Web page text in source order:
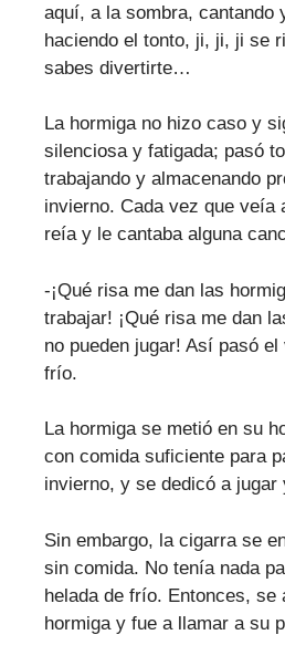
aquí, a la sombra, cantando
haciendo el tonto, ji, ji, ji se
sabes divertirte…
La hormiga no hizo caso y
silenciosa y fatigada; pasó
trabajando y almacenando
invierno. Cada vez que veía
reía y le cantaba alguna
-¡Qué risa me dan las
trabajar! ¡Qué risa me dan
no pueden jugar! Así pasó
frío.
La hormiga se metió en su
con comida suficiente para
invierno, y se dedicó a jugar
Sin embargo, la cigarra se
sin comida. No tenía nada
helada de frío. Entonces, se
hormiga y fue a llamar a su